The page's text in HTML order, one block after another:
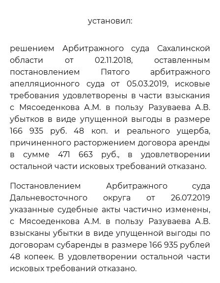
установил:
решением Арбитражного суда Сахалинской
области от 02.11.2018, оставленным
постановлением Пятого арбитражного
апелляционного суда от 05.03.2019, исковые
требования удовлетворены в части взыскания
с Мясоеденкова А.М. в пользу Разуваева А.В.
убытков в виде упущенной выгоды в размере
166 935 руб. 48 коп. и реального ущерба,
причиненного расторжением договора аренды
в сумме 471 663 руб., в удовлетворении
остальной части исковых требований отказано.
Постановлением Арбитражного суда
Дальневосточного округа от 26.07.2019
указанные судебные акты частично изменены,
с Мясоеденкова А.М. в пользу Разуваева А.В.
взысканы убытки в виде упущенной выгоды по
договорам субаренды в размере 166 935 рублей
48 копеек. В удовлетворении остальной части
исковых требований отказано.